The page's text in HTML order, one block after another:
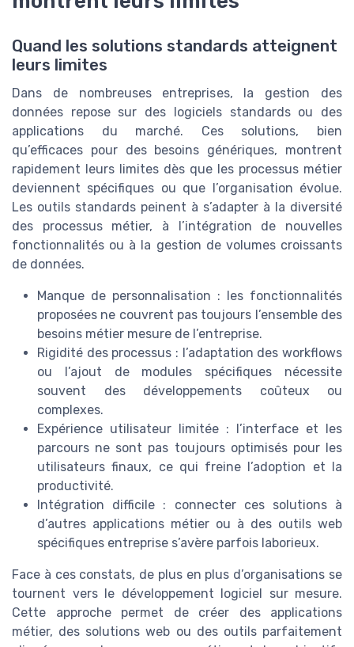
Quand les solutions standards atteignent
leurs limites
Dans de nombreuses entreprises, la gestion des
données repose sur des logiciels standards ou des
applications du marché. Ces solutions, bien
qu’efficaces pour des besoins génériques, montrent
rapidement leurs limites dès que les processus métier
deviennent spécifiques ou que l’organisation évolue.
Les outils standards peinent à s’adapter à la diversité
des processus métier, à l’intégration de nouvelles
fonctionnalités ou à la gestion de volumes croissants
de données.
Manque de personnalisation : les fonctionnalités
proposées ne couvrent pas toujours l’ensemble des
besoins métier mesure de l’entreprise.
Rigidité des processus : l’adaptation des workflows
ou l’ajout de modules spécifiques nécessite
souvent des développements coûteux ou
complexes.
Expérience utilisateur limitée : l’interface et les
parcours ne sont pas toujours optimisés pour les
utilisateurs finaux, ce qui freine l’adoption et la
productivité.
Intégration difficile : connecter ces solutions à
d’autres applications métier ou à des outils web
spécifiques entreprise s’avère parfois laborieux.
Face à ces constats, de plus en plus d’organisations se
tournent vers le développement logiciel sur mesure.
Cette approche permet de créer des applications
métier, des solutions web ou des outils parfaitement